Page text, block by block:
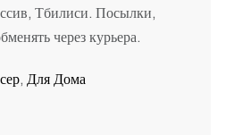
Тбилиси. Посылки,
через курьера.
,Для Дома